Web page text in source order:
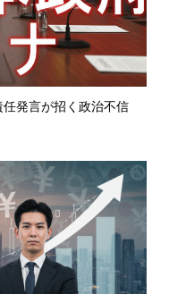
任発言が招く政治不信